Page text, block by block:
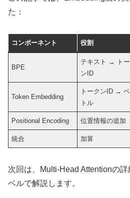
た：
コンポーネント 役割
BPE
テキスト → トー
ンID
Token Embedding
トークンID →
トル
Positional Encoding 位置情報の追加
統合 加算
次回は、Multi-Head Attentionの
ベルで解説します。